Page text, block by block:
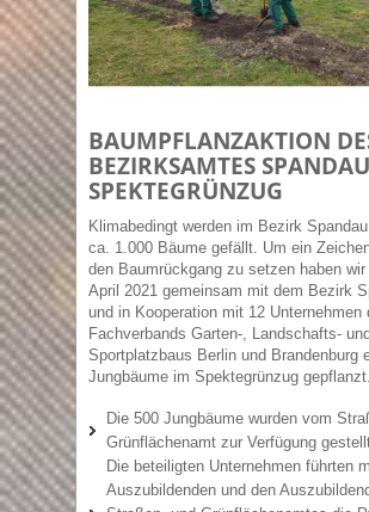
BAUMPFLANZAKTION
BEZIRKSAMTES
SPEKTEGRÜNZUG
Klimabedingt werden im Bezirk
ca. 1.000 Bäume gefällt. Um ein
den Baumrückgang zu setzen haben wir
April 2021 gemeinsam mit dem Bezirk
und in Kooperation mit 12 Unternehmen
Fachverbands Garten-, Landschafts- und
Sportplatzbaus Berlin und Brandenburg
Jungbäume im Spektegrünzug gepflanzt.
Die 500 Jungbäume wurden vom
Grünflächenamt zur Verfügung
Die beteiligten Unternehmen führten
Auszubildenden und den